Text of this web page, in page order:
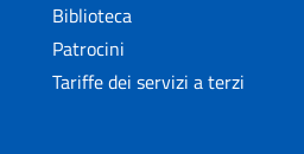
Biblioteca
Patrocini
Tariffe dei servizi a terzi